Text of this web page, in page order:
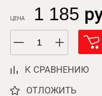
ЦЕНА 1 185
К СРАВНЕНИЮ
ОТЛОЖИТЬ